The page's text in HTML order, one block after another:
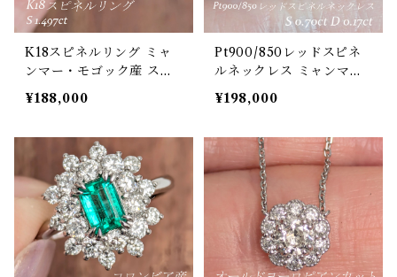
K18スピネルリング ミャ
ンマー・モゴック産 スピ
ネル 1.497ct 【PRO2075
84】
¥188,000
Pt900/850レッドスピネ
ルネックレス ミャンマ
ー・モゴック産 レッドス
ピネル 0.70ct ダイヤモン
¥198,000